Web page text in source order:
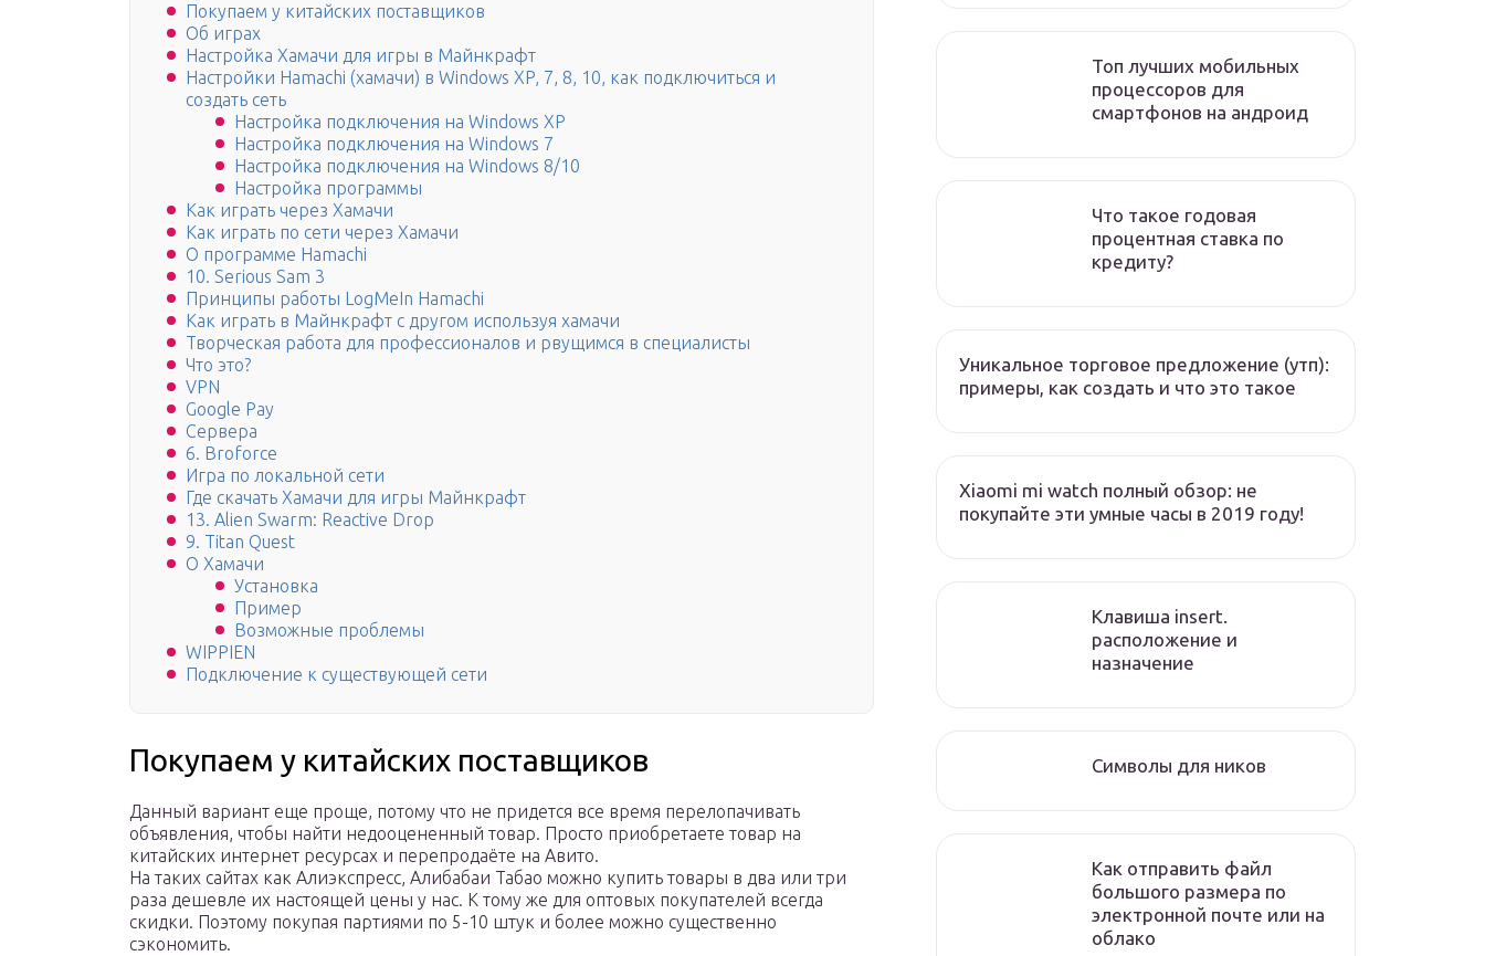
Покупаем у китайских поставщиков
Об играх
Настройка Хамачи для игры в Майнкрафт
Настройки Hamachi (хамачи) в Windows XP, 7, 8, 10, как подключиться и
создать сеть
Настройка подключения на Windows XP
Настройка подключения на Windows 7
Настройка подключения на Windows 8/10
Настройка программы
Как играть через Хамачи
Как играть по сети через Хамачи
О программе Hamachi
10. Serious Sam 3
Принципы работы LogMeIn Hamachi
Как играть в Майнкрафт с другом используя хамачи
Творческая работа для профессионалов и рвущимся в специалисты
Что это?
VPN
Google Pay
Сервера
6. Broforce
Игра по локальной сети
Где скачать Хамачи для игры Майнкрафт
13. Alien Swarm: Reactive Drop
9. Titan Quest
О Хамачи
Установка
Пример
Возможные проблемы
WIPPIEN
Подключение к существующей сети
Покупаем у китайских поставщиков
Данный вариант еще проще, потому что не придется все время перелопачивать
объявления, чтобы найти недооцененный товар. Просто приобретаете товар на
китайских интернет ресурсах и перепродаёте на Авито.
На таких сайтах как Алиэкспресс, Алибабаи Табао можно купить товары в два или три
раза дешевле их настоящей цены у нас. К тому же для оптовых покупателей всегда
скидки. Поэтому покупая партиями по 5-10 штук и более можно существенно
сэкономить.
Топ лучших мобильных
процессоров для
смартфонов на андроид
Что такое годовая
процентная ставка по
кредиту?
Уникальное торговое предложение (утп):
примеры, как создать и что это такое
Xiaomi mi watch полный обзор: не
покупайте эти умные часы в 2019 году!
Клавиша insert.
расположение и
назначение
Символы для ников
Как отправить файл
большого размера по
электронной почте или на
облако